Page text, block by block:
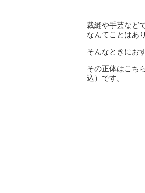
裁縫や手芸など
なんてことはあ
そんなときにお
その正体はこち
込）です。